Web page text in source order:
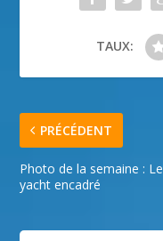
TAUX:
PRÉCÉDENT
Photo de la semaine : Le
yacht encadré